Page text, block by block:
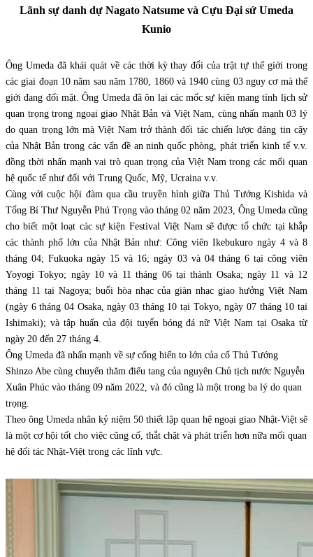
Lãnh sự danh dự Nagato Natsume và Cựu Đại sứ Umeda
Kunio
Ông Umeda đã khái quát về các thời kỳ thay đổi của trật tự thế giới trong
các giai đoạn 10 năm sau năm 1780, 1860 và 1940 cùng 03 nguy cơ mà thế
giới đang đối mặt. Ông Umeda đã ôn lại các mốc sự kiện mang tính lịch sử
quan trọng trong ngoại giao Nhật Bản và Việt Nam, cùng nhấn mạnh 03 lý
do quan trọng lớn mà Việt Nam trở thành đối tác chiến lược đáng tin cậy
của Nhật Bản trong các vấn đề an ninh quốc phòng, phát triển kinh tế v.v.
đồng thời nhấn mạnh vai trò quan trọng của Việt Nam trong các mối quan
hệ quốc tế như đối với Trung Quốc, Mỹ, Ucraina v.v.
Cùng với cuộc hội đàm qua cầu truyền hình giữa Thủ Tướng Kishida và
Tổng Bí Thư Nguyễn Phú Trọng vào tháng 02 năm 2023, Ông Umeda cũng
cho biết một loạt các sự kiện Festival Việt Nam sẽ được tổ chức tại khắp
các thành phố lớn của Nhật Bản như: Công viên Ikebukuro ngày 4 và 8
tháng 04; Fukuoka ngày 15 và 16; ngày 03 và 04 tháng 6 tại công viên
Yoyogi Tokyo; ngày 10 và 11 tháng 06 tại thành Osaka; ngày 11 và 12
tháng 11 tại Nagoya; buổi hòa nhạc của giàn nhạc giao hưởng Việt Nam
(ngày 6 tháng 04 Osaka, ngày 03 tháng 10 tại Tokyo, ngày 07 tháng 10 tại
Ishimaki); và tập huấn của đội tuyển bóng đá nữ Việt Nam tại Osaka từ
ngày 20 đến 27 tháng 4.
Ông Umeda đã nhấn mạnh về sự cống hiến to lớn của cố Thủ Tướng
Shinzo Abe cùng chuyến thăm điếu tang của nguyên Chủ tịch nước Nguyễn
Xuân Phúc vào tháng 09 năm 2022, và đó cũng là một trong ba lý do quan
trọng.
Theo ông Umeda nhân kỷ niệm 50 thiết lập quan hệ ngoại giao Nhật-Việt sẽ
là một cơ hội tốt cho việc cũng cố, thắt chặt và phát triển hơn nữa mối quan
hệ đối tác Nhật-Việt trong các lĩnh vực.